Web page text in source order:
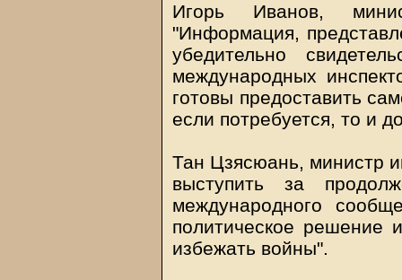
Игорь Иванов,
"Информация,
убедительно
международных
готовы предоставить
если потребуется, то и
Тан Цзясюань, министр
выступить за
международного
политическое решение
избежать войны".